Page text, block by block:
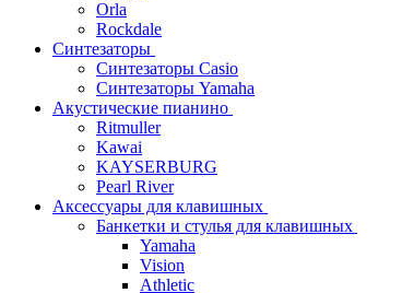
Orla
Rockdale
Синтезаторы
Синтезаторы Casio
Синтезаторы Yamaha
Акустические пианино
Ritmuller
Kawai
KAYSERBURG
Pearl River
Аксессуары для клавишных
Банкетки и стулья для клавишных
Yamaha
Vision
Athletic